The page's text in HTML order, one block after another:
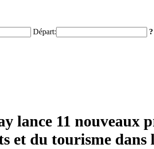
Départ: ?
lance 11 nouveaux
et du tourisme